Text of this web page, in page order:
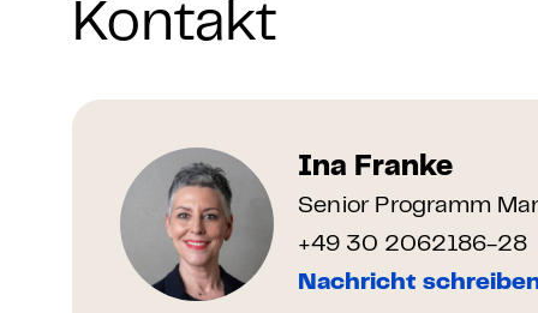
Kontakt
Ina Franke
Senior Programm
+49 30 2062186-28
Nachricht